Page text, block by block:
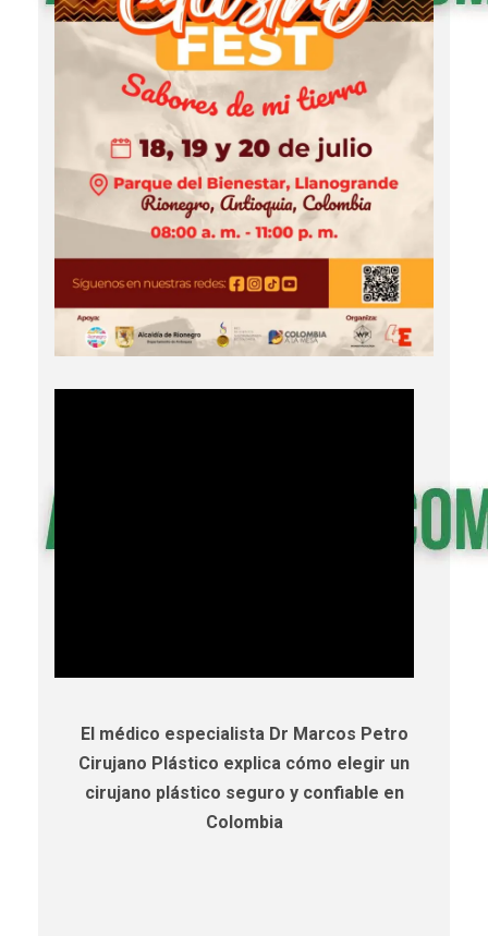
El médico especialista Dr Marcos Petro
Cirujano Plástico explica cómo elegir un
cirujano plástico seguro y confiable en
Colombia